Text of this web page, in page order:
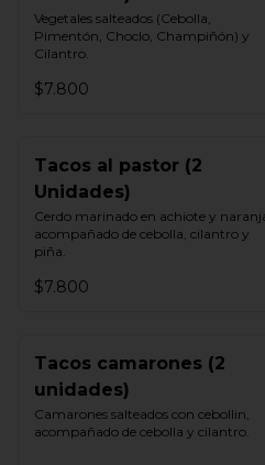
Vegetales salteados (Cebolla,
Pimentón, Choclo, Champiñón) y
Cilantro.
$7.800
Tacos al pastor (2
Unidades)
Cerdo marinado en achiote y
acompañado de cebolla, cilantro y
piña.
$7.800
Tacos camarones (2
unidades)
Camarones salteados con cebollin,
acompañado de cebolla y cilantro.